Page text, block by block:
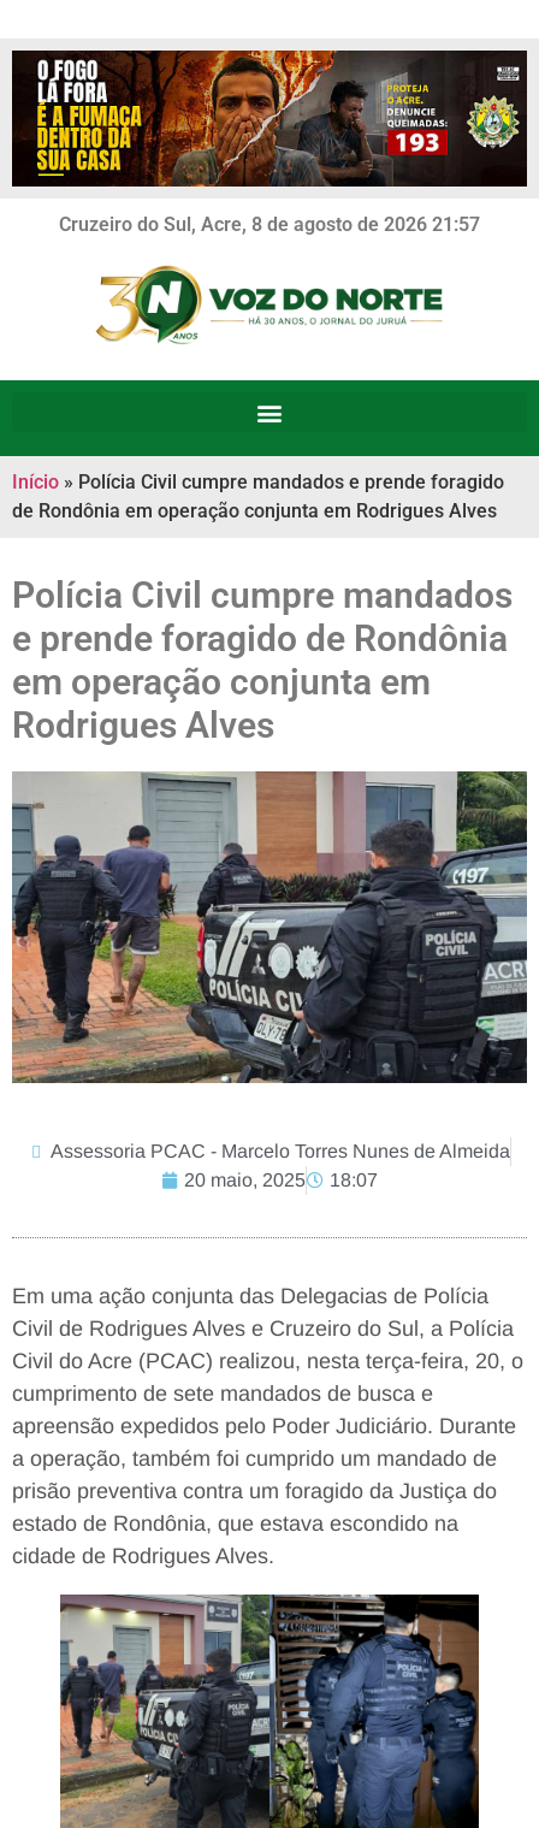
Cruzeiro do Sul, Acre, 8 de agosto de 2026 21:57
Início » Polícia Civil cumpre mandados e prende foragido
de Rondônia em operação conjunta em Rodrigues Alves
Polícia Civil cumpre mandados
e prende foragido de Rondônia
em operação conjunta em
Rodrigues Alves
Assessoria PCAC - Marcelo Torres Nunes de Almeida
20 maio, 2025
18:07
Em uma ação conjunta das Delegacias de Polícia
Civil de Rodrigues Alves e Cruzeiro do Sul, a Polícia
Civil do Acre (PCAC) realizou, nesta terça-feira, 20, o
cumprimento de sete mandados de busca e
apreensão expedidos pelo Poder Judiciário. Durante
a operação, também foi cumprido um mandado de
prisão preventiva contra um foragido da Justiça do
estado de Rondônia, que estava escondido na
cidade de Rodrigues Alves.